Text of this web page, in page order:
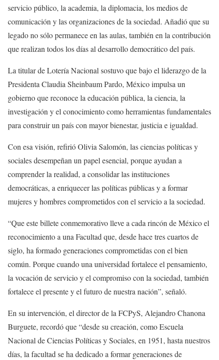
servicio público, la academia, la diplomacia, los medios de
comunicación y las organizaciones de la sociedad. Añadió que su
legado no sólo permanece en las aulas, también en la contribución
que realizan todos los días al desarrollo democrático del país.
La titular de Lotería Nacional sostuvo que bajo el liderazgo de la
Presidenta Claudia Sheinbaum Pardo, México impulsa un
gobierno que reconoce la educación pública, la ciencia, la
investigación y el conocimiento como herramientas fundamentales
para construir un país con mayor bienestar, justicia e igualdad.
Con esa visión, refirió Olivia Salomón, las ciencias políticas y
sociales desempeñan un papel esencial, porque ayudan a
comprender la realidad, a consolidar las instituciones
democráticas, a enriquecer las políticas públicas y a formar
mujeres y hombres comprometidos con el servicio a la sociedad.
“Que este billete conmemorativo lleve a cada rincón de México el
reconocimiento a una Facultad que, desde hace tres cuartos de
siglo, ha formado generaciones comprometidas con el bien
común. Porque cuando una universidad fortalece el pensamiento,
la vocación de servicio y el compromiso con la sociedad, también
fortalece el presente y el futuro de nuestra nación”, señaló.
En su intervención, el director de la FCPyS, Alejandro Chanona
Burguete, recordó que “desde su creación, como Escuela
Nacional de Ciencias Políticas y Sociales, en 1951, hasta nuestros
días, la facultad se ha dedicado a formar generaciones de